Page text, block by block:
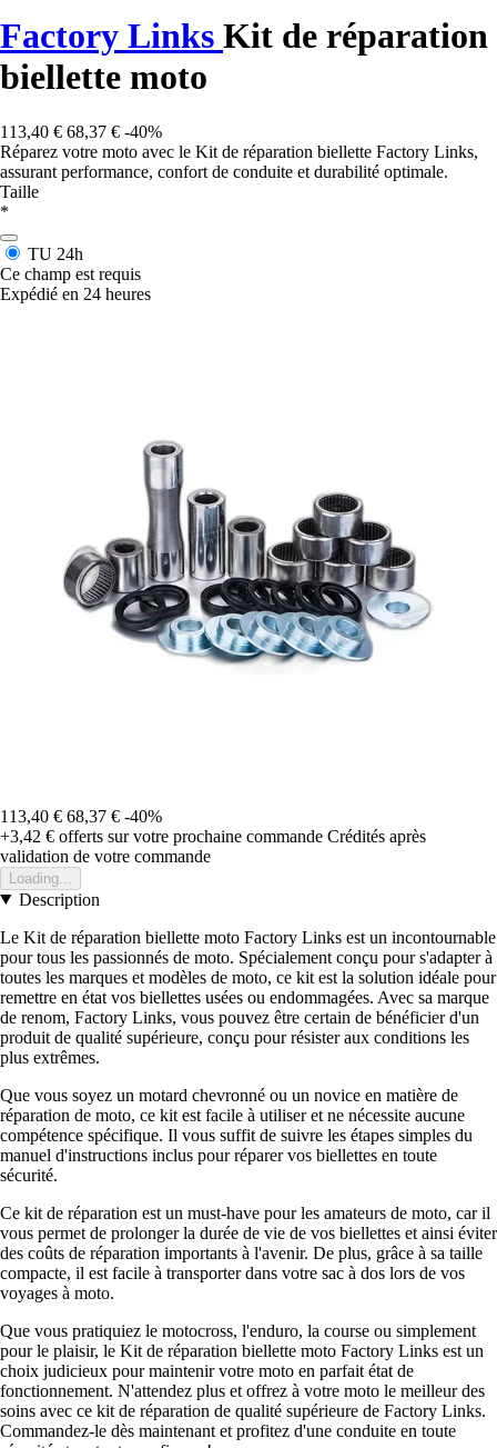
Factory Links Kit de réparation
biellette moto
113,40 € 68,37 € -40%
Réparez votre moto avec le Kit de réparation biellette Factory Links,
assurant performance, confort de conduite et durabilité optimale.
Taille
*
TU 24h
Ce champ est requis
Expédié en 24 heures
113,40 € 68,37 € -40%
+3,42 € offerts sur votre prochaine commande Crédités après
validation de votre commande
Loading...
Description
Le Kit de réparation biellette moto Factory Links est un incontournable
pour tous les passionnés de moto. Spécialement conçu pour s'adapter à
toutes les marques et modèles de moto, ce kit est la solution idéale pour
remettre en état vos biellettes usées ou endommagées. Avec sa marque
de renom, Factory Links, vous pouvez être certain de bénéficier d'un
produit de qualité supérieure, conçu pour résister aux conditions les
plus extrêmes.
Que vous soyez un motard chevronné ou un novice en matière de
réparation de moto, ce kit est facile à utiliser et ne nécessite aucune
compétence spécifique. Il vous suffit de suivre les étapes simples du
manuel d'instructions inclus pour réparer vos biellettes en toute
sécurité.
Ce kit de réparation est un must-have pour les amateurs de moto, car il
vous permet de prolonger la durée de vie de vos biellettes et ainsi éviter
des coûts de réparation importants à l'avenir. De plus, grâce à sa taille
compacte, il est facile à transporter dans votre sac à dos lors de vos
voyages à moto.
Que vous pratiquiez le motocross, l'enduro, la course ou simplement
pour le plaisir, le Kit de réparation biellette moto Factory Links est un
choix judicieux pour maintenir votre moto en parfait état de
fonctionnement. N'attendez plus et offrez à votre moto le meilleur des
soins avec ce kit de réparation de qualité supérieure de Factory Links.
Commandez-le dès maintenant et profitez d'une conduite en toute